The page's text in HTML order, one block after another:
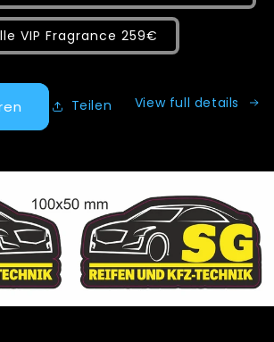
VIP Fragrance 259€
Teilen View full details